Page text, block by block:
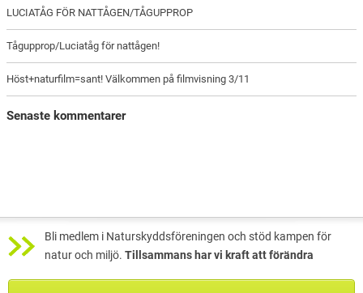
LUCIATÅG FÖR NATTÅGEN/TÅGUPPROP
Tågupprop/Luciatåg för nattågen!
Höst+naturfilm=sant! Välkommen på filmvisning 3/11
Senaste kommentarer
Bli medlem i Naturskyddsföreningen och stöd kampen för
natur och miljö. Tillsammans har vi kraft att förändra